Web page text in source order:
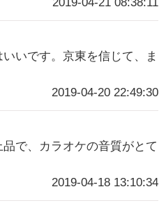
いです。京東を信じて、ま
2019-04-20 22:49:30
で、カラオケの音質がとて
2019-04-18 13:10:34